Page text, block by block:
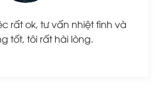
rất ok, tư vấn nhiệt tình và
tốt, tôi rất hài lòng.